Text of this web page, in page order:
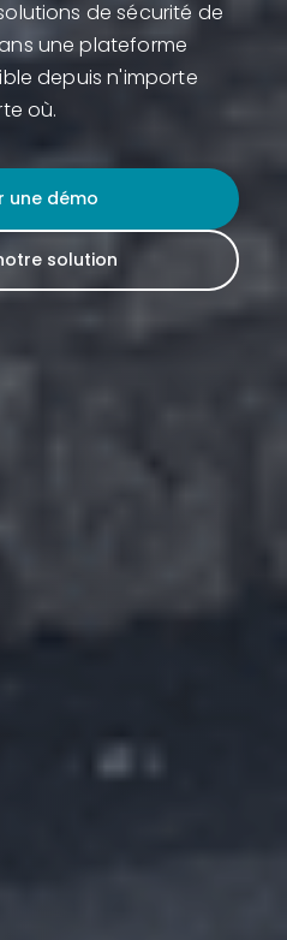
de sécurité de
une plateforme
depuis n'importe
où.
une démo
solution